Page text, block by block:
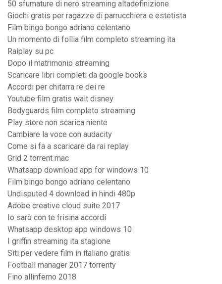
50 sfumature di nero streaming altadefinizione
Giochi gratis per ragazze di parrucchiera e estetista
Film bingo bongo adriano celentano
Un momento di follia film completo streaming ita
Raiplay su pc
Dopo il matrimonio streaming
Scaricare libri completi da google books
Accordi per chitarra re dei re
Youtube film gratis walt disney
Bodyguards film completo streaming
Play store non scarica niente
Cambiare la voce con audacity
Come si fa a scaricare da rai replay
Grid 2 torrent mac
Whatsapp download app for windows 10
Film bingo bongo adriano celentano
Undisputed 4 download in hindi 480p
Adobe creative cloud suite 2017
Io sarò con te frisina accordi
Whatsapp desktop app windows 10
I griffin streaming ita stagione
Siti per vedere film in italiano gratis
Football manager 2017 torrenty
Fino allinferno 2018